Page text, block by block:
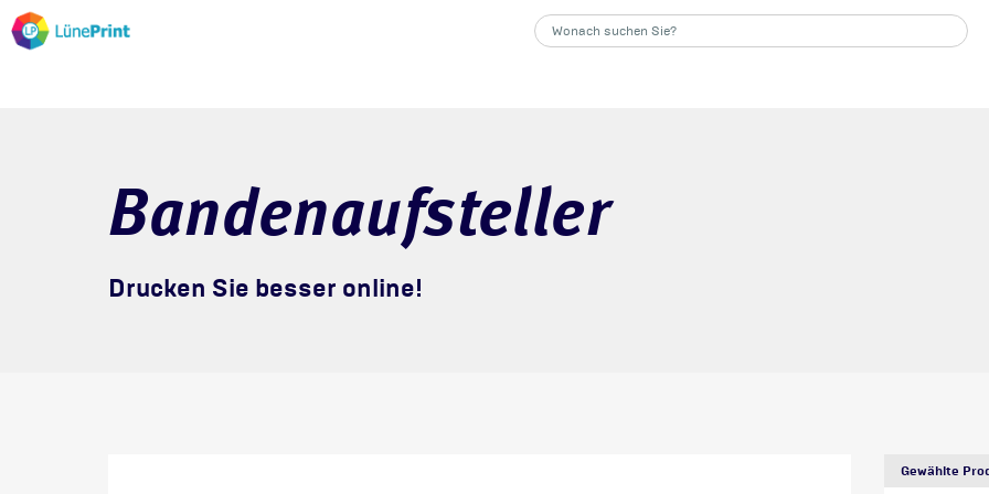
Bandenaufsteller
Drucken Sie besser online!
Gewählte